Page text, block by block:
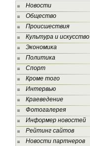
Новости
Общество
Происшествия
Культура и искусство
Экономика
Политика
Спорт
Кроме того
Интервью
Краеведение
Фотогалерея
Информер новостей
Рейтинг сайтов
Новости партнеров